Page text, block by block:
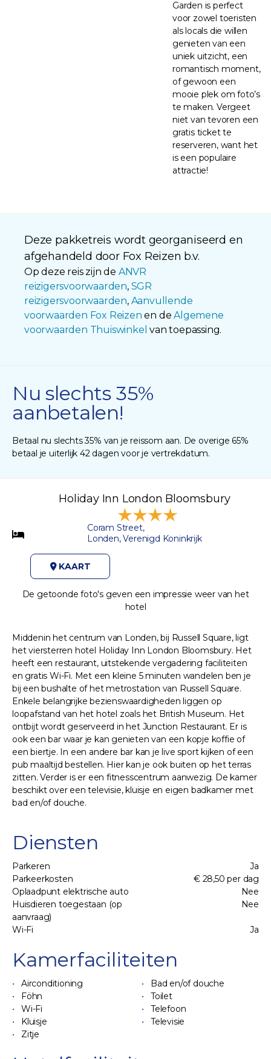
Garden is perfect
voor zowel toeristen
als locals die willen
genieten van een
uniek uitzicht, een
romantisch moment,
of gewoon een
mooie plek om foto’s
te maken. Vergeet
niet van tevoren een
gratis ticket te
reserveren, want het
is een populaire
attractie!
Deze pakketreis wordt georganiseerd en
afgehandeld door Fox Reizen b.v.
Op deze reis zijn de ANVR
reizigersvoorwaarden, SGR
reizigersvoorwaarden, Aanvullende
voorwaarden Fox Reizen en deAlgemene
voorwaarden Thuiswinkel van toepassing.
Nu slechts 35%
aanbetalen!
Betaal nu slechts 35% van je reissom aan. De overige 65%
betaal je uiterlijk 42 dagen voor je vertrekdatum.
Holiday Inn London Bloomsbury
Coram Street,
Londen, Verenigd Koninkrijk
KAART
De getoonde foto's geven een impressie weer van het
hotel
Middenin het centrum van Londen, bij Russell Square, ligt
het viersterren hotel Holiday Inn London Bloomsbury. Het
heeft een restaurant, uitstekende vergadering faciliteiten
en gratis Wi-Fi. Met een kleine 5 minuten wandelen ben je
bij een bushalte of het metrostation van Russell Square.
Enkele belangrijke bezienswaardigheden liggen op
loopafstand van het hotel zoals het British Museum. Het
ontbijt wordt geserveerd in het Junction Restaurant. Er is
ook een bar waar je kan genieten van een kopje koffie of
een biertje. In een andere bar kan je live sport kijken of een
pub maaltijd bestellen. Hier kan je ook buiten op het terras
zitten. Verder is er een fitnesscentrum aanwezig. De kamer
beschikt over een televisie, kluisje en eigen badkamer met
bad en/of douche.
Diensten
Parkeren
Ja
Parkeerkosten
€ 28,50 per dag
Oplaadpunt elektrische auto
Nee
Huisdieren toegestaan (op
aanvraag)
Nee
Wi-Fi Ja
Kamerfaciliteiten
Airconditioning
Bad en/of douche
Föhn
Toilet
Wi-Fi
Telefoon
Kluisje
Televisie
Zitje